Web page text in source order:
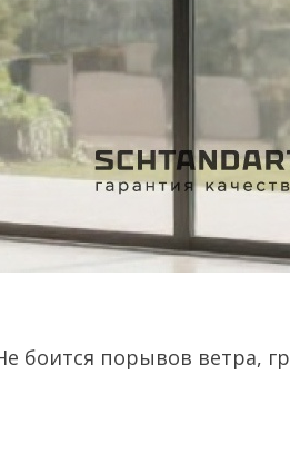
боится порывов ветра,